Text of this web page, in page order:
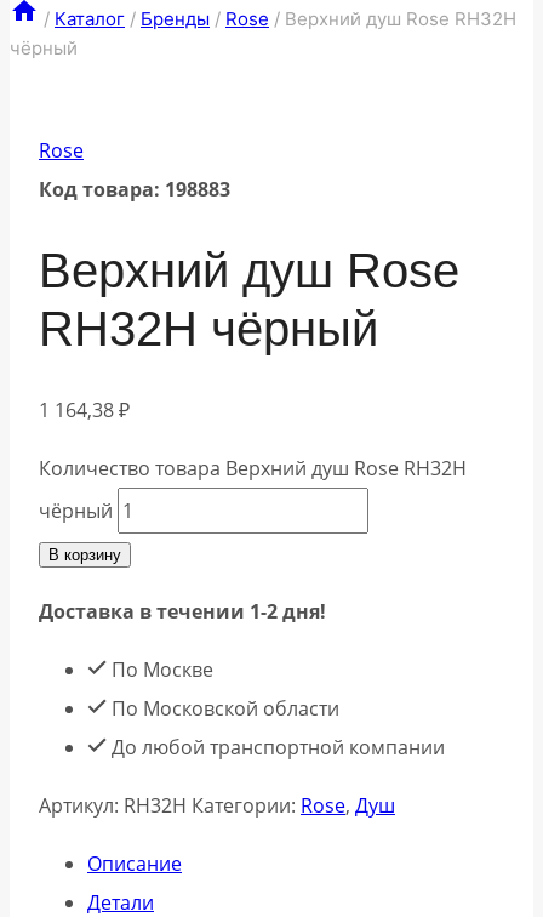
/ Каталог / Бренды / Rose / Верхний душ Rose RH32H
чёрный
Rose
Код товара: 198883
Верхний душ Rose
RH32H чёрный
1 164,38₽
Количество товара Верхний душ Rose RH32H
чёрный
В корзину
Доставка в течении 1-2 дня!
По Москве
По Московской области
До любой транспортной компании
Артикул: RH32H Категории: Rose, Душ
Описание
Детали